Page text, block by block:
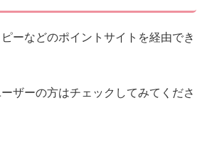
ーなどのポイントサイトを経由でき
ザーの方はチェックしてみてくださ